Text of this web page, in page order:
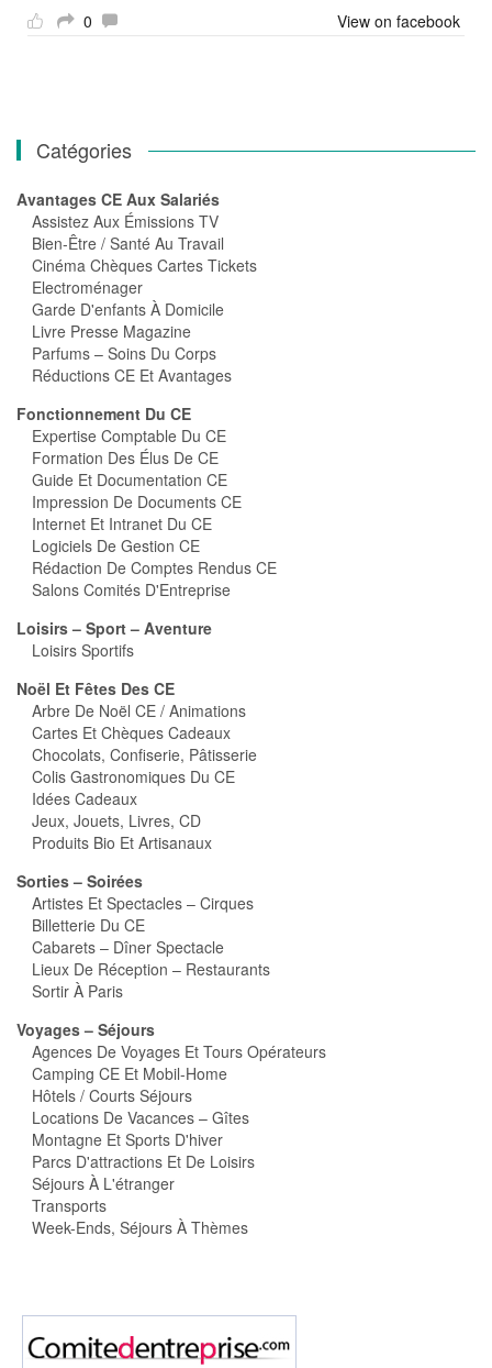
0 View on facebook
Catégories
Avantages CE Aux Salariés
Assistez Aux Émissions TV
Bien-Être / Santé Au Travail
Cinéma Chèques Cartes Tickets
Electroménager
Garde D'enfants À Domicile
Livre Presse Magazine
Parfums – Soins Du Corps
Réductions CE Et Avantages
Fonctionnement Du CE
Expertise Comptable Du CE
Formation Des Élus De CE
Guide Et Documentation CE
Impression De Documents CE
Internet Et Intranet Du CE
Logiciels De Gestion CE
Rédaction De Comptes Rendus CE
Salons Comités D'Entreprise
Loisirs – Sport – Aventure
Loisirs Sportifs
Noël Et Fêtes Des CE
Arbre De Noël CE / Animations
Cartes Et Chèques Cadeaux
Chocolats, Confiserie, Pâtisserie
Colis Gastronomiques Du CE
Idées Cadeaux
Jeux, Jouets, Livres, CD
Produits Bio Et Artisanaux
Sorties – Soirées
Artistes Et Spectacles – Cirques
Billetterie Du CE
Cabarets – Dîner Spectacle
Lieux De Réception – Restaurants
Sortir À Paris
Voyages – Séjours
Agences De Voyages Et Tours Opérateurs
Camping CE Et Mobil-Home
Hôtels / Courts Séjours
Locations De Vacances – Gîtes
Montagne Et Sports D'hiver
Parcs D'attractions Et De Loisirs
Séjours À L'étranger
Transports
Week-Ends, Séjours À Thèmes